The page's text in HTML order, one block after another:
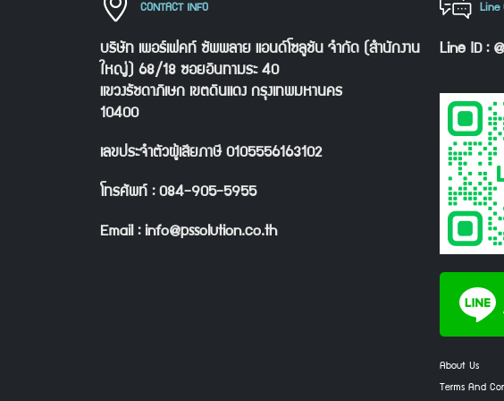
CONTACT INFO
บริษัท เพอร์เฟคท์ ซัพพลาย แอนด์โซลูชัน จำกัด (สำนักงาน
ใหญ่) 68/18 ซอยอินทามระ 40
แขวงรัชดาภิเษก เขตดินแดง กรุงเทพมหานคร
10400
เลขประจำตัวผู้เสียภาษี 0105556163102
โทรศัพท์ : 084-905-5955
Email : info@pssolution.co.th
Line ID :
About Us
Terms And